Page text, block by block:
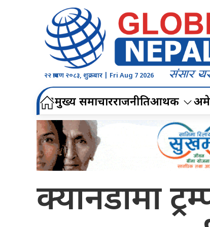
२२ श्रावण २०८३, शुक्रबार | Fri Aug 7 2026
मुख्य समाचारराजनीतिआर्थिक
क्यानडामा